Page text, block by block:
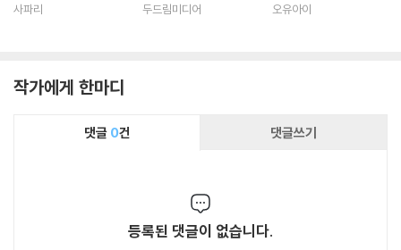
사파리 두드림미디어 오유아이
작가에게 한마디
댓글 0건 댓글쓰기
등록된 댓글이 없습니다.